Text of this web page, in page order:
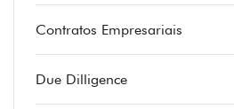
Contratos Empresariais
Due Dilligence